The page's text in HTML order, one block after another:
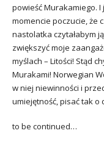
powieść Murakamiego. I
momencie poczucie, że
nastolatka czytałabym
zwiększyć moje
myślach – Litości! Stąd
Murakami! Norwegian
w niej niewinności i
umiejętność, pisać tak o
to be continued…